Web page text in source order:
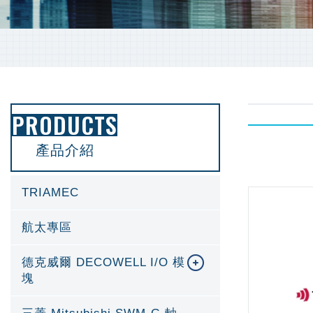
PRODUCTS
產品介紹
TRIAMEC
航太專區
德克威爾 DECOWELL I/O 模
塊